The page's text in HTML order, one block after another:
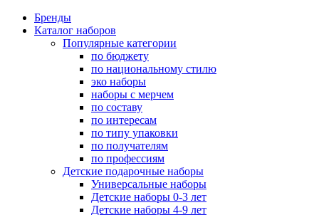
Бренды
Каталог наборов
Популярные категории
по бюджету
по национальному стилю
эко наборы
наборы с мерчем
по составу
по интересам
по типу упаковки
по получателям
по профессиям
Детские подарочные наборы
Универсальные наборы
Детские наборы 0-3 лет
Детские наборы 4-9 лет